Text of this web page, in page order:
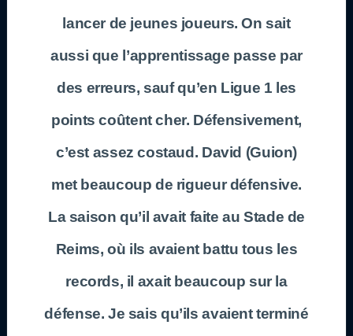
lancer de jeunes joueurs. On sait
aussi que l’apprentissage passe par
des erreurs, sauf qu’en Ligue 1 les
points coûtent cher. Défensivement,
c’est assez costaud. David (Guion)
met beaucoup de rigueur défensive.
La saison qu’il avait faite au Stade de
Reims, où ils avaient battu tous les
records, il axait beaucoup sur la
défense. Je sais qu’ils avaient terminé